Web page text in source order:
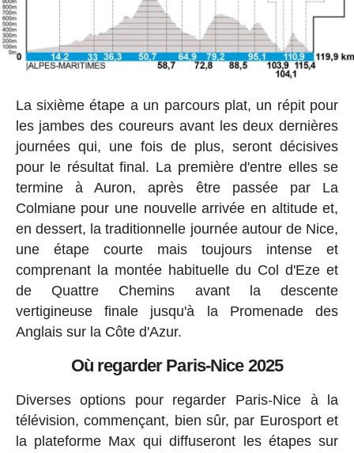
La sixième étape a un parcours plat, un répit pour
les jambes des coureurs avant les deux dernières
journées qui, une fois de plus, seront décisives
pour le résultat final. La première d'entre elles se
termine à Auron, après être passée par La
Colmiane pour une nouvelle arrivée en altitude et,
en dessert, la traditionnelle journée autour de Nice,
une étape courte mais toujours intense et
comprenant la montée habituelle du Col d'Eze et
de Quattre Chemins avant la descente
vertigineuse finale jusqu'à la Promenade des
Anglais sur la Côte d'Azur.
Où regarder Paris-Nice 2025
Diverses options pour regarder Paris-Nice à la
télévision, commençant, bien sûr, par Eurosport et
la plateforme Max qui diffuseront les étapes sur